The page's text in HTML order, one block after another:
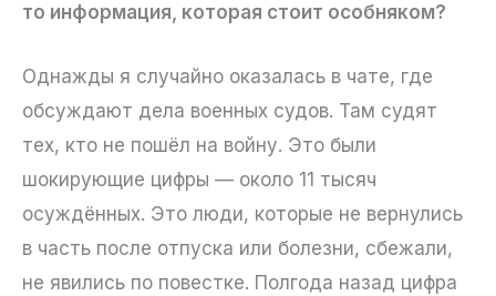
то информация, которая стоит особняком?
Однажды я случайно оказалась в чате, где
обсуждают дела военных судов. Там судят
тех, кто не пошёл на войну. Это были
шокирующие цифры — около 11 тысяч
осуждённых. Это люди, которые не вернулись
в часть после отпуска или болезни, сбежали,
не явились по повестке. Полгода назад цифра